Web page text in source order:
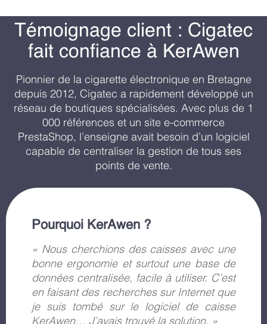
Témoignage client : Cigatec
fait confiance à KerAwen
Pionnier de la cigarette électronique en Bretagne
depuis 2012, Cigatec a rapidement développé un
réseau de boutiques spécialisées. Avec plus de 1
000 références et un site e-commerce
PrestaShop, l’enseigne avait besoin d’un logiciel
capable de centraliser la gestion de tous ses
points de vente.
Pourquoi KerAwen ?
« Nous cherchions des caisses avec une
bonne ergonomie et surtout une base de
données centralisée, facile à utiliser. C’est
en faisant des recherches sur Internet que
je suis tombé sur le logiciel de caisse
KerAwen… J’avais trouvé la solution. »